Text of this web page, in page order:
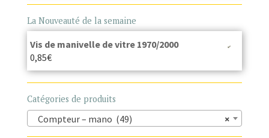
La Nouveauté de la semaine
Vis de manivelle de vitre 1970/2000
0,85€
Catégories de produits
×
Compteur – mano (49)